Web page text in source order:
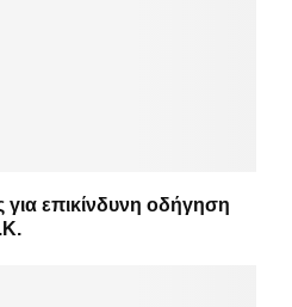
επικίνδυνη οδήγηση